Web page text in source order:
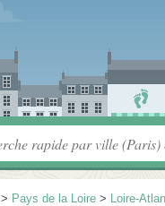
> Pays de la Loire > Loire-